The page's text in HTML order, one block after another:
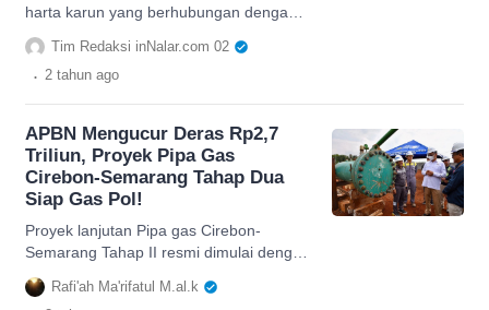
harta karun yang berhubungan dengan
kerabat nabi saat berniat menjaring ikan.
Simak selengkapnya
Tim Redaksi inNalar.com 02
. 2 tahun ago
APBN Mengucur Deras Rp2,7
Triliun, Proyek Pipa Gas
Cirebon-Semarang Tahap Dua
Siap Gas Pol!
Proyek lanjutan Pipa gas Cirebon-
Semarang Tahap II resmi dimulai dengan
dana APBN Rp2,7 triliun, simak berita
lengkapnya.
Rafi'ah Ma'rifatul M.al.k